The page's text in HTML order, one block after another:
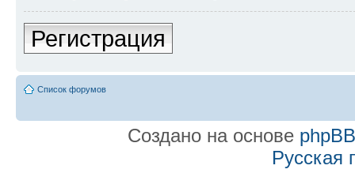
Регистрация
Список форумов
Создано на основе phpBB
Русская